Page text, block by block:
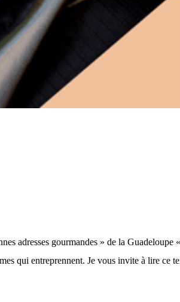
adresses gourmandes » de la Guadeloupe
qui entreprennent. Je vous invite à lire ce